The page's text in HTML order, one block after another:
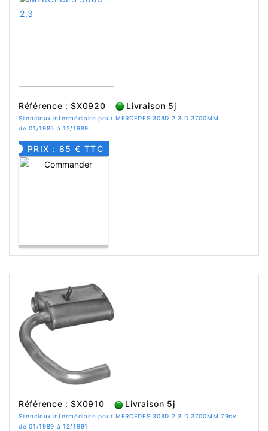
Référence : SX0920 Livraison 5j
Silencieux intermédiaire pour MERCEDES 308D 2.3 D 3700MM
de 01/1985 à 12/1989
PRIX : 85 € TTC
Référence : SX0910 Livraison 5j
Silencieux intermédiaire pour MERCEDES 308D 2.3 D 3700MM 79cv
de 01/1989 à 12/1991